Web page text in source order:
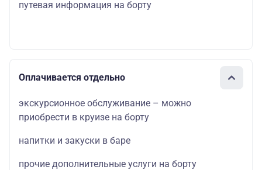
путевая информация на борту
Оплачивается отдельно
экскурсионное обслуживание – можно
приобрести в круизе на борту
напитки и закуски в баре
прочие дополнительные услуги на борту